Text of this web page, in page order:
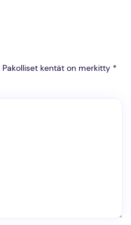
Pakolliset kentät on merkitty *